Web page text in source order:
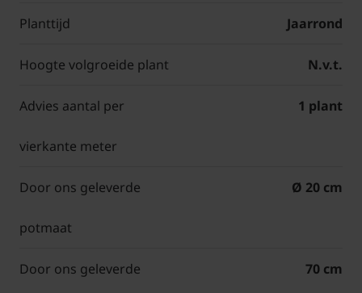
Planttijd Jaarrond
Hoogte volgroeide plant N.v.t.
Advies aantal per
vierkante meter
1 plant
Door ons geleverde
potmaat
Ø 20 cm
Door ons geleverde 70 cm